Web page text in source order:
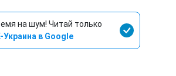
на шум! Читай только
Украина в Google